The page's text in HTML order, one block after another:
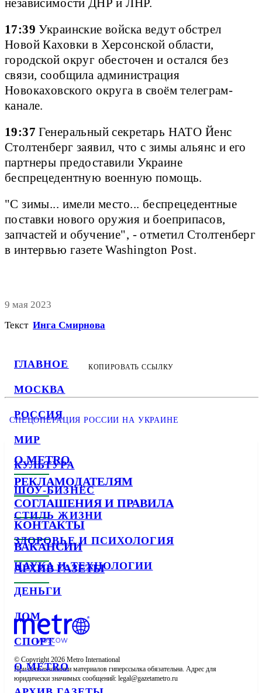
ГЛАВНОЕ
МОСКВА
РОССИЯ
МИР
КУЛЬТУРА
ШОУ-БИЗНЕС
СТИЛЬ ЖИЗНИ
ЗДОРОВЬЕ И ПСИХОЛОГИЯ
НАУКА И ТЕХНОЛОГИИ
ДЕНЬГИ
ДОМ
СПОРТ
О METRO
независимости ДНР и ЛНР.
17:39 Украинские войска ведут обстрел
Новой Каховки в Херсонской области,
городской округ обесточен и остался без
связи, сообщила администрация
Новокаховского округа в своём телеграм-
канале.
19:37 Генеральный секретарь НАТО Йенс
Столтенберг заявил, что с зимы альянс и его
партнеры предоставили Украине
беспрецедентную военную помощь.
"С зимы... имели место... беспрецедентные
поставки нового оружия и боеприпасов,
запчастей и обучение", - отметил Столтенберг
в интервью газете Washington Post.
9 мая 2023
Текст Инга Смирнова
КОПИРОВАТЬ ССЫЛКУ
СПЕЦОПЕРАЦИЯ РОССИИ НА УКРАИНЕ
О METRO
РЕКЛАМОДАТЕЛЯМ
СОГЛАШЕНИЯ И ПРАВИЛА
КОНТАКТЫ
ВАКАНСИИ
АРХИВ ГАЗЕТЫ
© Copyright 2026 Metro International
При использовании материалов гиперссылка обязательна. Адрес для
юридически значимых сообщений: